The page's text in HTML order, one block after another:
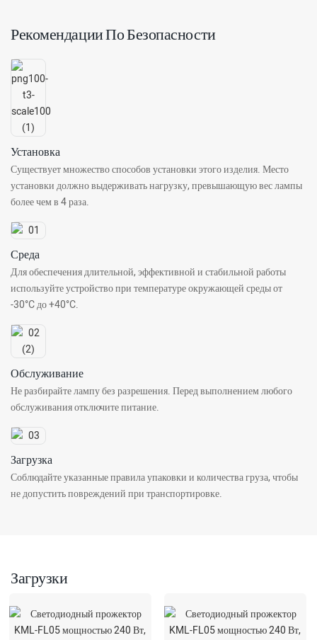
Рекомендации По Безопасности
Установка
Существует множество способов установки этого изделия. Место
установки должно выдерживать нагрузку, превышающую вес лампы
более чем в 4 раза.
Среда
Для обеспечения длительной, эффективной и стабильной работы
используйте устройство при температуре окружающей среды от
-30°C до +40°C.
Обслуживание
Не разбирайте лампу без разрешения. Перед выполнением любого
обслуживания отключите питание.
Загрузка
Соблюдайте указанные правила упаковки и количества груза, чтобы
не допустить повреждений при транспортировке.
Загрузки